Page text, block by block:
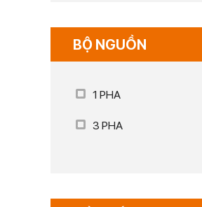
BỘ NGUỒN
1 PHA
3 PHA